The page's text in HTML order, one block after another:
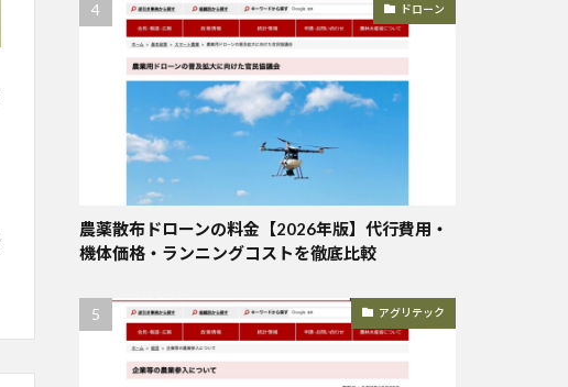
ドローン
農薬散布ドローンの料金【2026年版】代行費用・
機体価格・ランニングコストを徹底比較
アグリテック